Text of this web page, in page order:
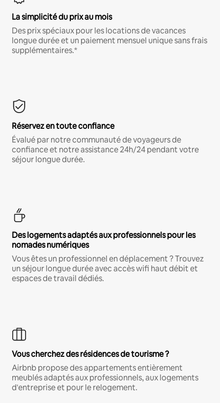
La simplicité du prix au mois
Des prix spéciaux pour les locations de vacances
longue durée et un paiement mensuel unique sans frais
supplémentaires.*
Réservez en toute confiance
Évalué par notre communauté de voyageurs de
confiance et notre assistance 24h/24 pendant votre
séjour longue durée.
Des logements adaptés aux professionnels pour les
nomades numériques
Vous êtes un professionnel en déplacement ? Trouvez
un séjour longue durée avec accès wifi haut débit et
espaces de travail dédiés.
Vous cherchez des résidences de tourisme ?
Airbnb propose des appartements entièrement
meublés adaptés aux professionnels, aux logements
d'entreprise et pour le relogement.